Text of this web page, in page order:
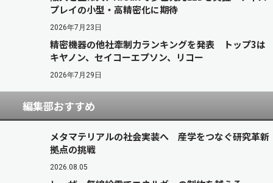
プレイの小型・高精密化に期待
2026年7月23日
精密機器の他社牽制力ランキングを発表 トップ3は
キヤノン、セイコーエプソン、リコー
2026年7月29日
編集部おすすめ
メタマテリアルの社会実装へ 産学をつなぐ研究革新
拠点の挑戦
2026.08.05